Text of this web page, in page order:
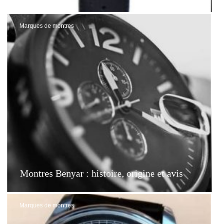
Marques de montres
Montres Benyar : histoire, origine et avis
Marques de montres